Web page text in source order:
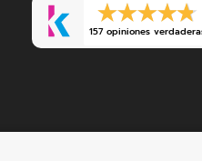
157 opiniones